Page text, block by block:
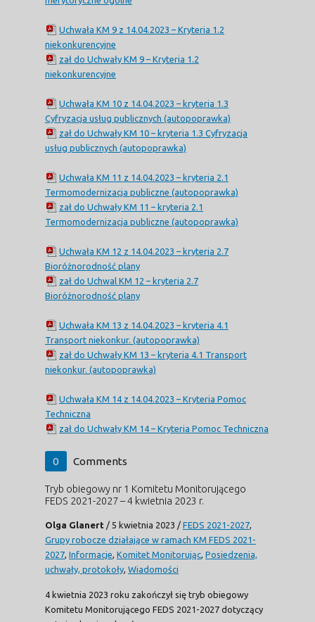
Uchwała KM 9 z 14.04.2023 – Kryteria 1.2
niekonkurencyjne
zał do Uchwały KM 9 – Kryteria 1.2
niekonkurencyjne
Uchwała KM 10 z 14.04.2023 – kryteria 1.3
Cyfryzacja usług publicznych (autopoprawka)
zał do Uchwały KM 10 – kryteria 1.3 Cyfryzacja
usług publicznych (autopoprawka)
Uchwała KM 11 z 14.04.2023 – kryteria 2.1
Termomodernizacja publiczne (autopoprawka)
zał do Uchwały KM 11 – kryteria 2.1
Termomodernizacja publiczne (autopoprawka)
Uchwała KM 12 z 14.04.2023 – kryteria 2.7
Bioróżnorodność plany
zał do Uchwal KM 12 – kryteria 2.7
Bioróżnorodność plany
Uchwała KM 13 z 14.04.2023 – kryteria 4.1
Transport niekonkur. (autopoprawka)
zał do Uchwały KM 13 – kryteria 4.1 Transport
niekonkur. (autopoprawka)
Uchwała KM 14 z 14.04.2023 – Kryteria Pomoc
Techniczna
zał do Uchwały KM 14 – Kryteria Pomoc Techniczna
0 Comments
Tryb obiegowy nr 1 Komitetu Monitorującego
FEDS 2021-2027 – 4 kwietnia 2023 r.
Olga Glanert / 5 kwietnia 2023 / FEDS 2021-2027
Grupy robocze działające w ramach KM FEDS 2021-
2027 Informacje Komitet Monitorując Posiedzenia,
uchwały, protokoły Wiadomości
4 kwietnia 2023 roku zakończył się tryb obiegowy
Komitetu Monitorującego FEDS 2021-2027 dotyczący